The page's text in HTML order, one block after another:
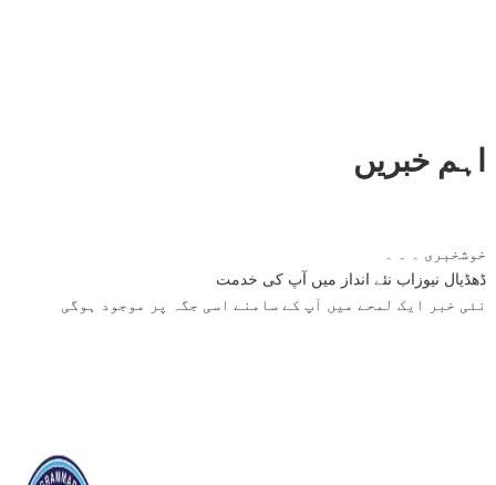
اہم خبریں
ڈھڈیال نیوزاب نئے انداز میں آپ کی خدمت
نئی خبر ایک لمحے میں آپ کے سامنے اسی جگہ پر موجود ہوگی